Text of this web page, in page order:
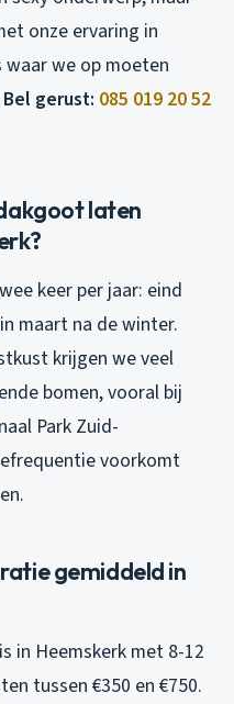
onze ervaring in
waar we op moeten
gerust: 085 019 20 52
laten
keer per jaar: eind
maart na de winter.
krijgen we veel
bomen, vooral bij
Park Zuid-
voorkomt
gemiddeld in
in Heemskerk met 8-12
tussen €350 en €750.